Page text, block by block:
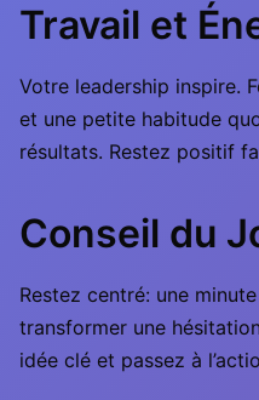
Travail et
Votre leadership inspire.
et une petite habitude
résultats. Restez positif
Conseil du
Restez centré: une
transformer une
idée clé et passez à